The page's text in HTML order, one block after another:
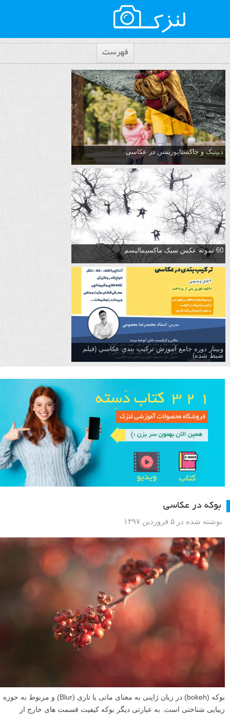
فهرست
دیپتیک و جاکستا‌پوزیشن در عکاسی
60 نمونه عکس سبک ماکسیمالیسم
وبینار دوره جامع آموزش تركيب بندي عكاسي (فیلم
ضبط شده)
بوکه در عکاسی
نوشته شده در ۵ فروردین ۱۳۹۷
بوکه (bokeh) در زبان ژاپنی به معنای ماتی یا تاری (Blur) و مربوط به حوزه
زیبایی شناختی است. به عبارتی دیگر بوکه کیفیت قسمت های خارج از